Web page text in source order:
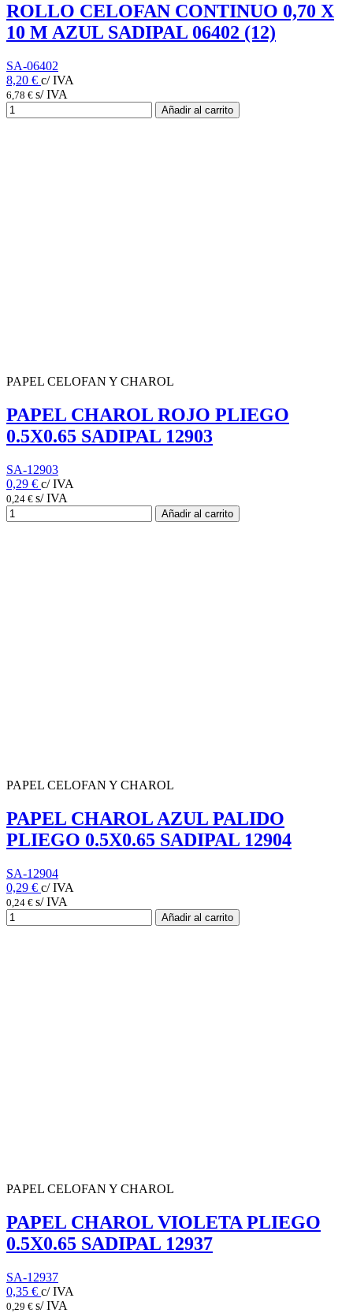
ROLLO CELOFAN CONTINUO 0,70 X
10 M AZUL SADIPAL 06402 (12)
SA-06402
8,20 € c/ IVA
6,78 € s/ IVA
Añadir al carrito
PAPEL CELOFAN Y CHAROL
PAPEL CHAROL ROJO PLIEGO
0.5X0.65 SADIPAL 12903
SA-12903
0,29 € c/ IVA
0,24 € s/ IVA
Añadir al carrito
PAPEL CELOFAN Y CHAROL
PAPEL CHAROL AZUL PALIDO
PLIEGO 0.5X0.65 SADIPAL 12904
SA-12904
0,29 € c/ IVA
0,24 € s/ IVA
Añadir al carrito
PAPEL CELOFAN Y CHAROL
PAPEL CHAROL VIOLETA PLIEGO
0.5X0.65 SADIPAL 12937
SA-12937
0,35 € c/ IVA
0,29 € s/ IVA